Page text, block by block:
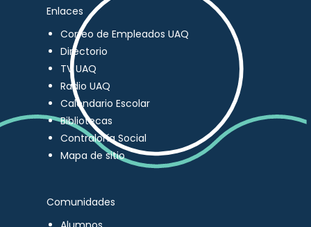
Enlaces
Correo de Empleados UAQ
Directorio
TV UAQ
Radio UAQ
Calendario Escolar
Bibliotecas
Contraloría Social
Mapa de sitio
Comunidades